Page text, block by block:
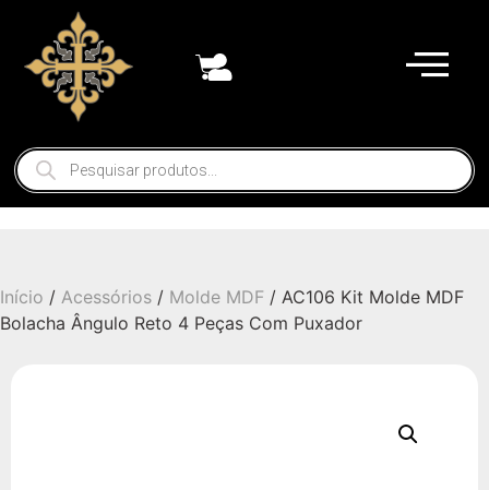
Início / Acessórios / Molde MDF / AC106 Kit Molde MDF
Bolacha Ângulo Reto 4 Peças Com Puxador